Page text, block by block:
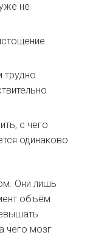
не
трудно
с чего
одинаково
Они лишь
объём
чего мозг